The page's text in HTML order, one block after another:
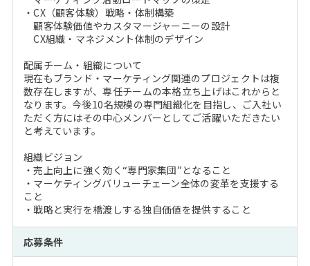
・CX（顧客体験）戦略・体制構築
顧客体験価値やカスタマージャーニーの設計
CX組織・マネジメント体制のデザイン
配属チーム・組織について
現在もブランド・マーケティング関連のプロジェクトは複
数存在しますが、専任チームの本格立ち上げはこれからと
なります。今後10名規模の専門組織化を目指し、ご入社い
ただく方にはその中心メンバーとしてご活躍いただきたい
と考えています。
組織ビジョン
・売上向上に強く効く“専門家集団”となること
・マーケティングバリューチェーン全体の変革を支援する
こと
・戦略と実行を橋渡しする独自価値を提供すること
応募条件